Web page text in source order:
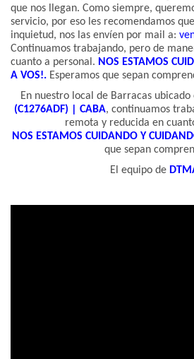
que nos llegan. Como siempre,
servicio, por eso les recomendamos
inquietud, nos las envíen por mail a:
Continuamos trabajando, pero de
cuanto a personal. NOS ESTAMOS
A VOS!. Esperamos que sepan
En nuestro local de Barracas ubicado
(C1276ADF) | CABA, continuamos
remota y reducida en
NOS ESTAMOS CUIDANDO Y
que sepan
El equipo de